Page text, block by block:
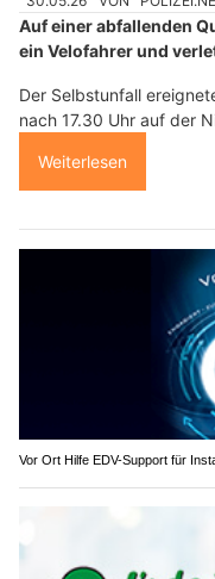
Auf einer abfallenden
ein Velofahrer und
Der Selbstunfall
nach 17.30 Uhr auf der
Weiterlesen
Vor Ort Hilfe EDV-Support für